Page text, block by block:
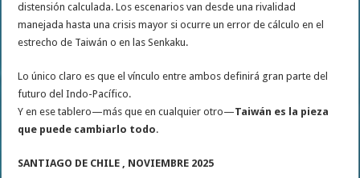
distensión calculada. Los escenarios van desde una rivalidad
manejada hasta una crisis mayor si ocurre un error de cálculo en el
estrecho de Taiwán o en las Senkaku.
Lo único claro es que el vínculo entre ambos definirá gran parte del
futuro del Indo-Pacífico.
Y en ese tablero—más que en cualquier otro—Taiwán es la pieza
que puede cambiarlo todo.
SANTIAGO DE CHILE , NOVIEMBRE 2025